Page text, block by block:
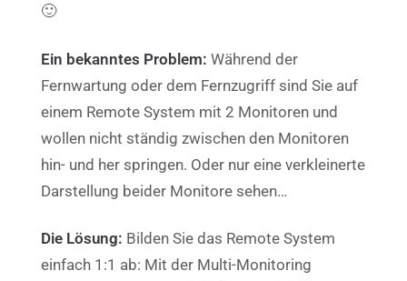
🙂
Ein bekanntes Problem: Während der
Fernwartung oder dem Fernzugriff sind Sie auf
einem Remote System mit 2 Monitoren und
wollen nicht ständig zwischen den Monitoren
hin- und her springen. Oder nur eine verkleinerte
Darstellung beider Monitore sehen…
Die Lösung: Bilden Sie das Remote System
einfach 1:1 ab: Mit der Multi-Monitoring